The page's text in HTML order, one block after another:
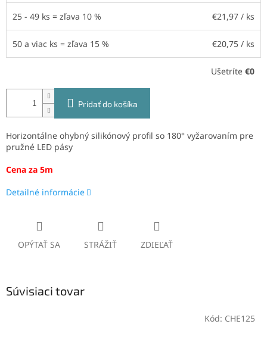
25 - 49 ks = zľava 10 % €21,97 / ks
50 a viac ks = zľava 15 % €20,75 / ks
Ušetríte €0
Pridať do košíka
Horizontálne ohybný silikónový profil so 180° vyžarovaním pre
pružné LED pásy
Cena za 5m
Detailné informácie
OPÝTAŤ SA STRÁŽIŤ ZDIEĽAŤ
Súvisiaci tovar
Kód: CHE125